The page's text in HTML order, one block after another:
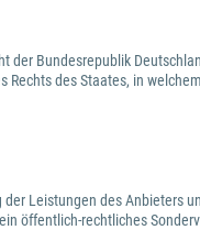
Bundesrepublik
des Staates, in
Leistungen des Anbieters
öffentlich-rechtliches